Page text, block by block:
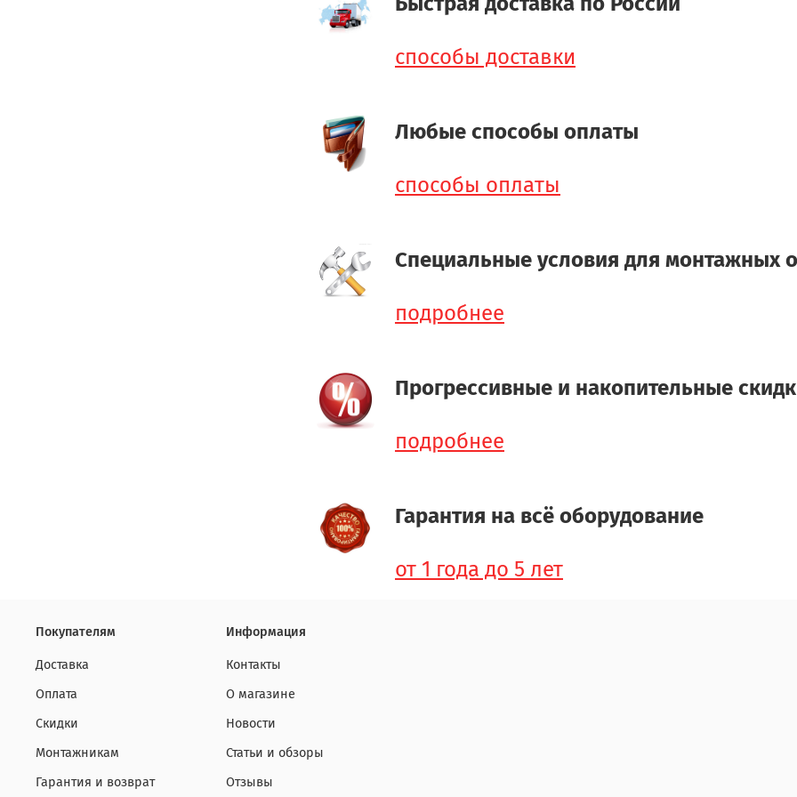
способы доставки
Любые способы оплаты
способы оплаты
Специальные условия для монтажных
подробнее
Прогрессивные и накопительные
подробнее
Гарантия на всё оборудование
от 1 года до 5 лет
Покупателям
Доставка
Оплата
Скидки
Монтажникам
Гарантия и возврат
Информация
Контакты
О магазине
Новости
Статьи и обзоры
Отзывы